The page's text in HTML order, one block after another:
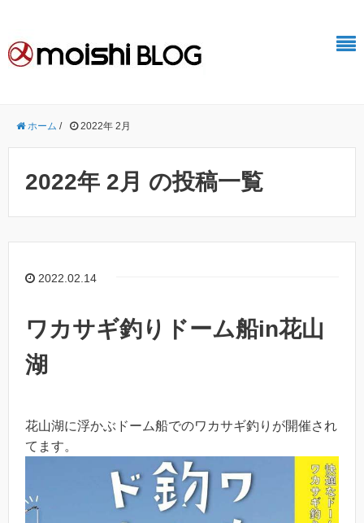
ホーム / 2022年 2月
2022年 2月 の投稿一覧
2022.02.14
ワカサギ釣りドーム船in花山
湖
花山湖に浮かぶドーム船でのワカサギ釣りが開催され
てます。